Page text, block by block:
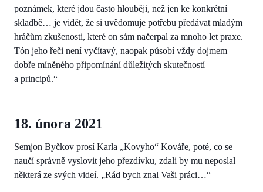
poznámek, které jdou často hlouběji, než jen ke konkrétní
skladbě… je vidět, že si uvědomuje potřebu předávat mladým
hráčům zkušenosti, které on sám načerpal za mnoho let praxe.
Tón jeho řeči není vyčítavý, naopak působí vždy dojmem
dobře míněného připomínání důležitých skutečností
a principů.“
18. února 2021
Semjon Byčkov prosí Karla „Kovyho“ Kováře, poté, co se
naučí správně vyslovit jeho přezdívku, zdali by mu neposlal
některá ze svých videí. „Rád bych znal Vaši práci…“